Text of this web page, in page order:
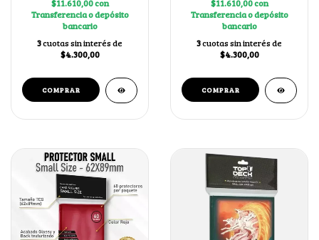
$11.610,00con
Transferencia o depósito
bancario
3cuotas sin interés de
$4.300,00
$11.610,00con
Transferencia o depósito
bancario
3cuotas sin interés de
$4.300,00